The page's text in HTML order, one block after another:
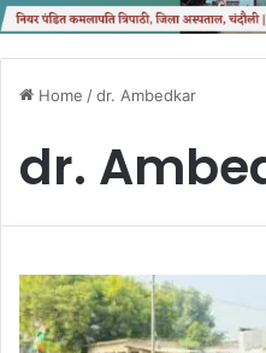
Home /dr. Ambedkar
dr.